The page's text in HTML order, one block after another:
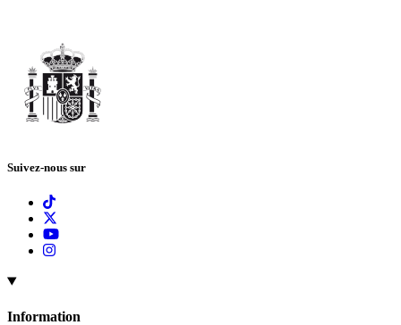
Suivez-nous sur
Information